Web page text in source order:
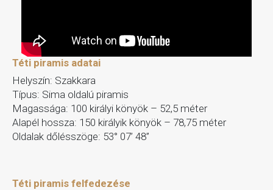
Téti piramis adatai
Helyszín: Szakkara
Típus: Sima oldalú piramis
Magassága: 100 királyi könyök – 52,5 méter
Alapél hossza: 150 királyik könyök – 78,75 méter
Oldalak dőlésszöge: 53° 07’ 48”
Téti piramis felfedezése